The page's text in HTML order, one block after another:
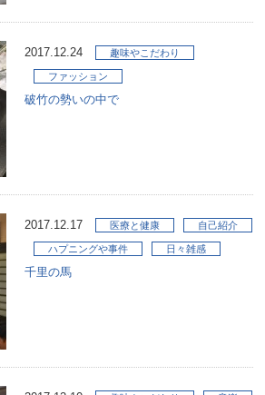
2017.12.24 趣味やこだわり
ファッション
破竹の勢いの中で
2017.12.17 医療と健康 自己紹介
ハプニングや事件 日々雑感
千里の馬